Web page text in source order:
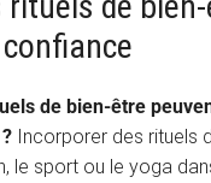
de bien-être
Incorporer des rituels
le sport ou le yoga